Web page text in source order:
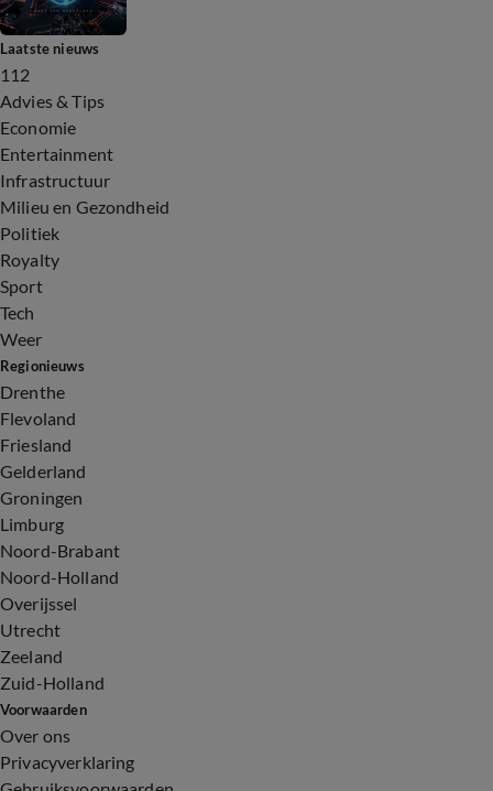
Laatste nieuws
112
Advies & Tips
Economie
Entertainment
Infrastructuur
Milieu en Gezondheid
Politiek
Royalty
Sport
Tech
Weer
Regionieuws
Drenthe
Flevoland
Friesland
Gelderland
Groningen
Limburg
Noord-Brabant
Noord-Holland
Overijssel
Utrecht
Zeeland
Zuid-Holland
Voorwaarden
Over ons
Privacyverklaring